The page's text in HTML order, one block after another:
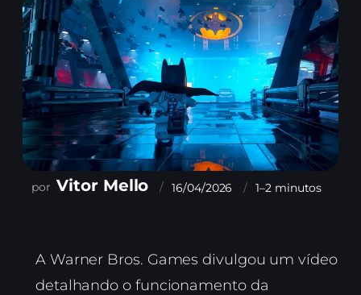
Vitor Mello 16/04/2026 1–2 minutos
A Warner Bros. Games divulgou um vídeo
detalhando o funcionamento da